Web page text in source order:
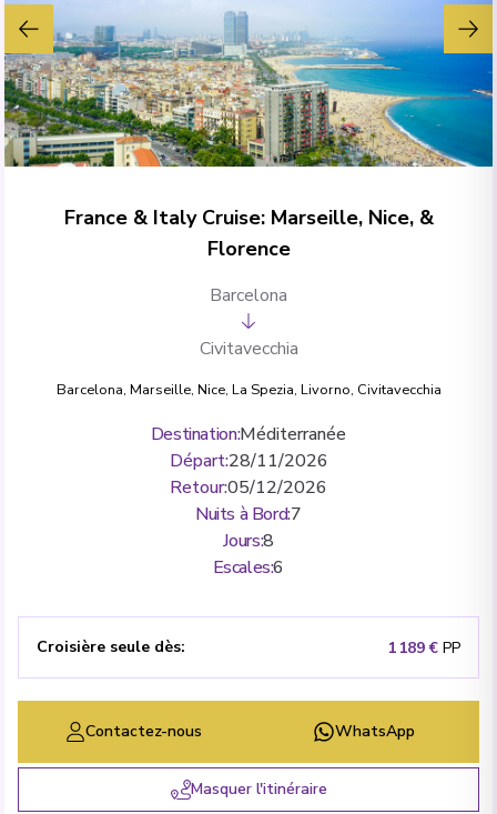
France & Italy Cruise: Marseille, Nice, &
Florence
Barcelona
Civitavecchia
Barcelona, Marseille, Nice, La Spezia, Livorno, Civitavecchia
Destination:Méditerranée
Départ:28/11/2026
Retour:05/12/2026
Nuits à Bord:7
Jours:8
Escales:6
Croisière seule dès: 1 189 € PP
Contactez-nous WhatsApp
Masquer l'itinéraire